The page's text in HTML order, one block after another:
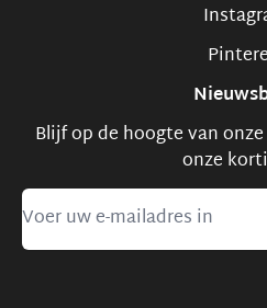
Blijf op de hoogte van
onze